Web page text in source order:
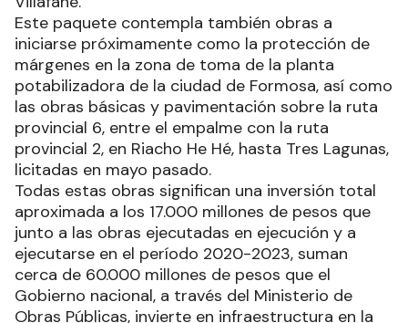
Este paquete contempla también obras a
iniciarse próximamente como la protección de
márgenes en la zona de toma de la planta
potabilizadora de la ciudad de Formosa, así como
las obras básicas y pavimentación sobre la ruta
provincial 6, entre el empalme con la ruta
provincial 2, en Riacho He Hé, hasta Tres Lagunas,
licitadas en mayo pasado.
Todas estas obras significan una inversión total
aproximada a los 17.000 millones de pesos que
junto a las obras ejecutadas en ejecución y a
ejecutarse en el período 2020-2023, suman
cerca de 60.000 millones de pesos que el
Gobierno nacional, a través del Ministerio de
Obras Públicas, invierte en infraestructura en la